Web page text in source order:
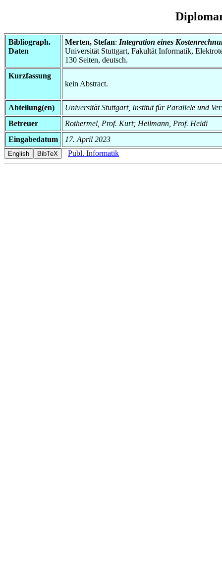
Bibliograph.
Daten
Merten, Stefan: Integration eines
Universität Stuttgart, Fakultät Informatik,
130 Seiten, deutsch.
Kurzfassung
kein Abstract.
Abteilung(en)
Universität Stuttgart, Institut für Parallele und
Betreuer
Rothermel, Prof. Kurt; Heilmann, Prof. Heidi
Eingabedatum
17. April 2023
Publ. Informatik